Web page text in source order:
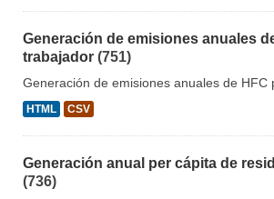
Generación de emisiones anuales
trabajador (751)
Generación de emisiones anuales de HFC
HTML CSV
Generación anual per cápita de
(736)